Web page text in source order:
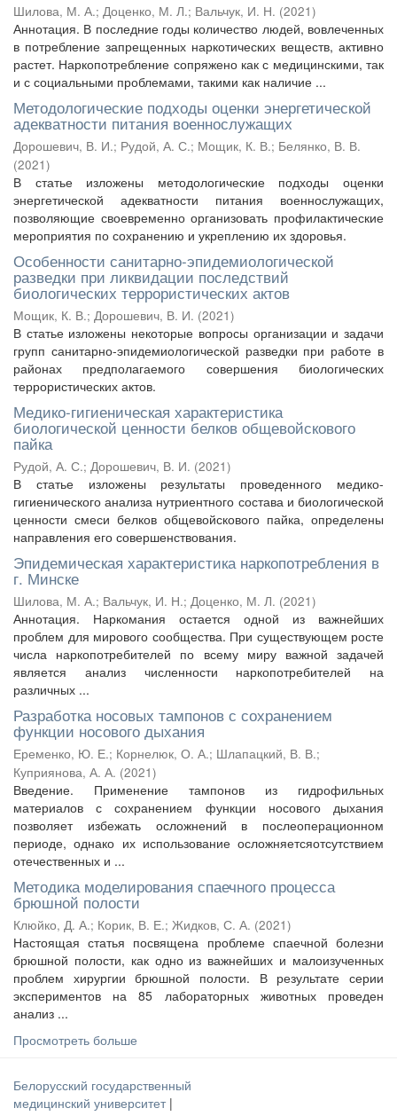
Шилова, М. А.; Доценко, М. Л.; Вальчук, И. Н. (2021)
Аннотация. В последние годы количество людей, вовлеченных
в потребление запрещенных наркотических веществ, активно
растет. Наркопотребление сопряжено как с медицинскими, так
и с социальными проблемами, такими как наличие ...
Методологические подходы оценки энергетической
адекватности питания военнослужащих
Дорошевич, В. И.; Рудой, А. С.; Мощик, К. В.; Белянко, В. В.
(2021)
В статье изложены методологические подходы оценки
энергетической адекватности питания военнослужащих,
позволяющие своевременно организовать профилактические
мероприятия по сохранению и укреплению их здоровья.
Особенности санитарно-эпидемиологической
разведки при ликвидации последствий
биологических террористических актов
Мощик, К. В.; Дорошевич, В. И. (2021)
В статье изложены некоторые вопросы организации и задачи
групп санитарно-эпидемиологической разведки при работе в
районах предполагаемого совершения биологических
террористических актов.
Медико-гигиеническая характеристика
биологической ценности белков общевойскового
пайка
Рудой, А. С.; Дорошевич, В. И. (2021)
В статье изложены результаты проведенного медико-
гигиенического анализа нутриентного состава и биологической
ценности смеси белков общевойскового пайка, определены
направления его совершенствования.
Эпидемическая характеристика наркопотребления в
г. Минске
Шилова, М. А.; Вальчук, И. Н.; Доценко, М. Л. (2021)
Аннотация. Наркомания остается одной из важнейших
проблем для мирового сообщества. При существующем росте
числа наркопотребителей по всему миру важной задачей
является анализ численности наркопотребителей на
различных ...
Разработка носовых тампонов с сохранением
функции носового дыхания
Еременко, Ю. Е.; Корнелюк, О. А.; Шлапацкий, В. В.;
Куприянова, А. А. (2021)
Введение. Применение тампонов из гидрофильных
материалов с сохранением функции носового дыхания
позволяет избежать осложнений в послеоперационном
периоде, однако их использование осложняетсяотсутствием
отечественных и ...
Методика моделирования спаечного процесса
брюшной полости
Клюйко, Д. А.; Корик, В. Е.; Жидков, С. А. (2021)
Настоящая статья посвящена проблеме спаечной болезни
брюшной полости, как одно из важнейших и малоизученных
проблем хирургии брюшной полости. В результате серии
экспериментов на 85 лабораторных животных проведен
анализ ...
Просмотреть больше
Белорусский государственный
медицинский университет |